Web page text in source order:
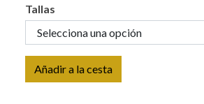
Tallas
Añadir a la cesta